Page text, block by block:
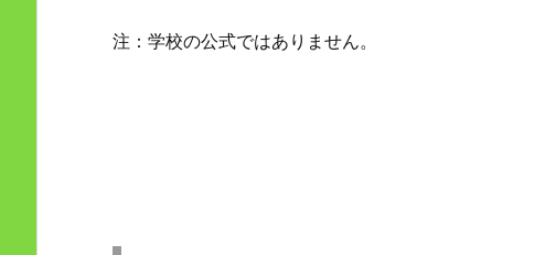
注：学校の公式ではありません。